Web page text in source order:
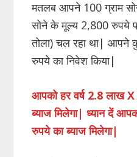
मतलब आपने 100 ग्राम
सोने के मूल्य 2,800 रुपये
तोला) चल रहा था| आपने
रुपये का निवेश किया|
आपको हर वर्ष 2.8 लाख
ब्याज मिलेगा| ध्यान दें
रुपये का ब्याज मिलेगा|